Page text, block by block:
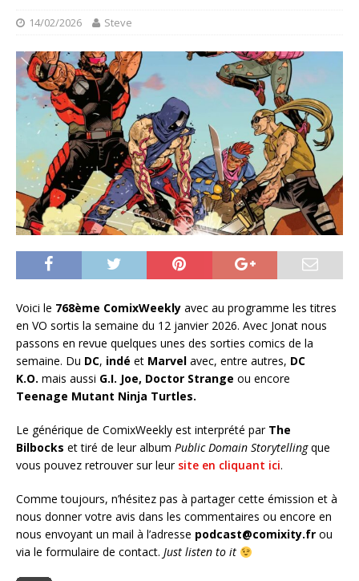
14/02/2026 Steve
Voici le 768ème ComixWeekly avec au programme les titres
en VO sortis la semaine du 12 janvier 2026. Avec Jonat nous
passons en revue quelques unes des sorties comics de la
semaine. Du DC, indé et Marvel avec, entre autres, DC
K.O. mais aussi G.I. Joe, Doctor Strange ou encore
Teenage Mutant Ninja Turtles.
Le générique de ComixWeekly est interprété par The
Bilbocks et tiré de leur album Public Domain Storytellingque
vous pouvez retrouver sur leur site en cliquant ici.
Comme toujours, n’hésitez pas à partager cette émission et à
nous donner votre avis dans les commentaires ou encore en
nous envoyant un mail à l’adresse podcast@comixity.fr ou
via le formulaire de contact. Just listen to it